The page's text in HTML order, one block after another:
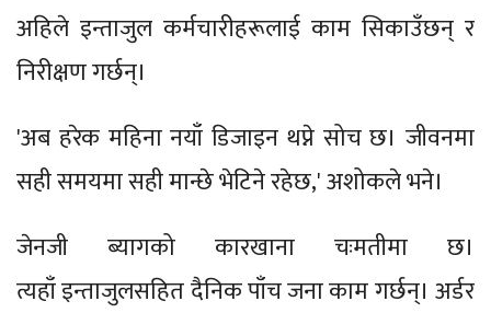
अहिले इन्ताजुल कर्मचारीहरूलाई काम सिकाउँछन् र
निरीक्षण गर्छन्।
'अब हरेक महिना नयाँ डिजाइन थप्ने सोच छ। जीवनमा
सही समयमा सही मान्छे भेटिने रहेछ,' अशोकले भने।
जेनजी ब्यागको कारखाना चःमतीमा छ।
त्यहाँ इन्ताजुलसहित दैनिक पाँच जना काम गर्छन्। अर्डर